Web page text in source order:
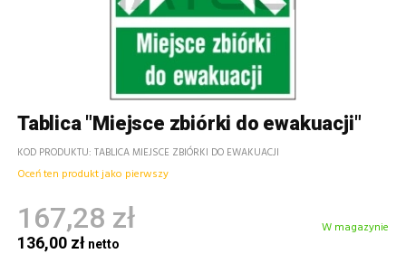
Tablica "Miejsce zbiórki do ewakuacji"
KOD PRODUKTU TABLICA MIEJSCE ZBIÓRKI DO EWAKUACJI
Oceń ten produkt jako pierwszy
167,28 zł
136,00 zł
W magazynie